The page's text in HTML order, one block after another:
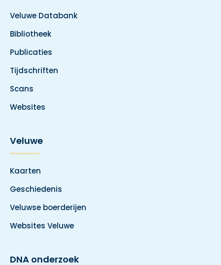
Veluwe Databank
Bibliotheek
Publicaties
Tijdschriften
Scans
Websites
Veluwe
Kaarten
Geschiedenis
Veluwse boerderijen
Websites Veluwe
DNA onderzoek